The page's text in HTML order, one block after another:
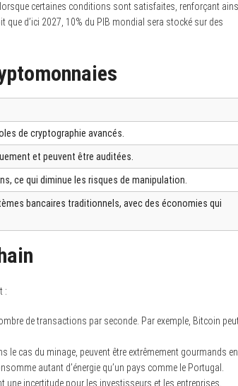
certaines conditions sont satisfaites, renforçant
que d’ici 2027, 10% du PIB mondial sera stocké sur des
de cryptographie avancés.
et peuvent être auditées.
ce qui diminue les risques de manipulation.
bancaires traditionnels, avec des économies qui
:
de transactions par seconde. Par exemple, Bitcoin
le cas du minage, peuvent être extrêmement gourmands en
autant d’énergie qu’un pays comme le Portugal.
incertitude pour les investisseurs et les entreprises.